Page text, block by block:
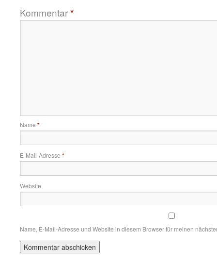
Kommentar*
Name *
E-Mail-Adresse *
Website
Name, E-Mail-Adresse und Website in diesem Browser für meinen